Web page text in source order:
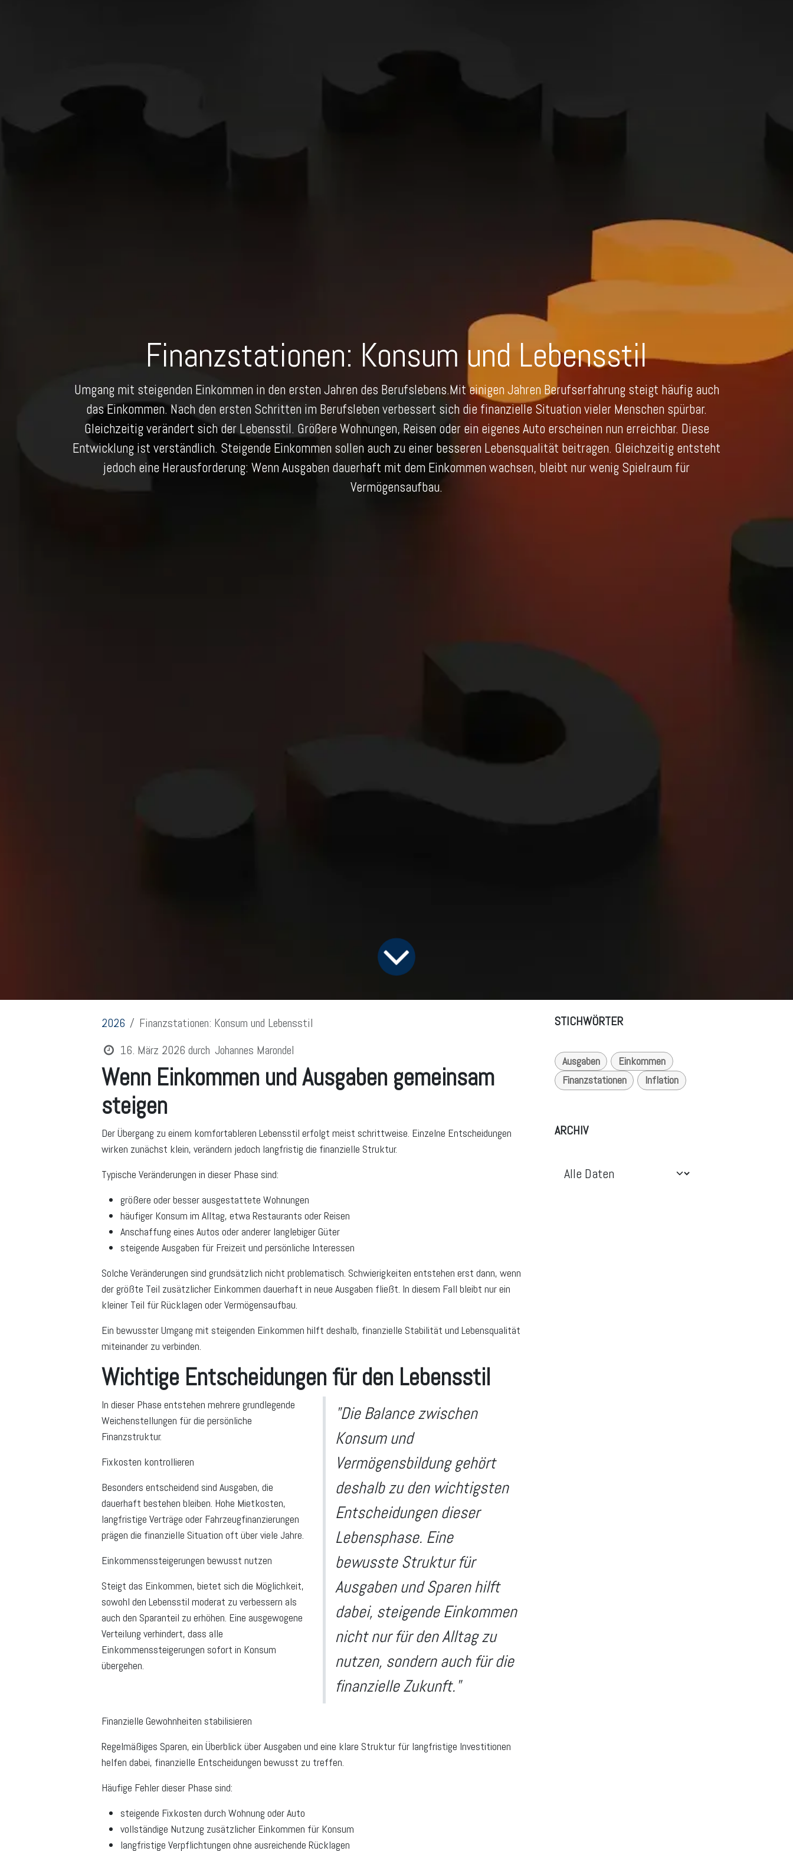
Finanzstationen: Konsum und Lebensstil
Umgang mit steigenden Einkommen in den ersten Jahren des Berufslebens.Mit einigen Jahren Berufserfahrung steigt häufig auch
das Einkommen. Nach den ersten Schritten im Berufsleben verbessert sich die finanzielle Situation vieler Menschen spürbar.
Gleichzeitig verändert sich der Lebensstil. Größere Wohnungen, Reisen oder ein eigenes Auto erscheinen nun erreichbar. Diese
Entwicklung ist verständlich. Steigende Einkommen sollen auch zu einer besseren Lebensqualität beitragen. Gleichzeitig entsteht
jedoch eine Herausforderung: Wenn Ausgaben dauerhaft mit dem Einkommen wachsen, bleibt nur wenig Spielraum für
Vermögensaufbau.
2026
Finanzstationen: Konsum und Lebensstil
16. März 2026 durch Johannes Marondel
Wenn Einkommen und Ausgaben gemeinsam
steigen
Der Übergang zu einem komfortableren Lebensstil erfolgt meist schrittweise. Einzelne Entscheidungen
wirken zunächst klein, verändern jedoch langfristig die finanzielle Struktur.
Typische Veränderungen in dieser Phase sind:
größere oder besser ausgestattete Wohnungen
häufiger Konsum im Alltag, etwa Restaurants oder Reisen
Anschaffung eines Autos oder anderer langlebiger Güter
steigende Ausgaben für Freizeit und persönliche Interessen
Solche Veränderungen sind grundsätzlich nicht problematisch. Schwierigkeiten entstehen erst dann, wenn
der größte Teil zusätzlicher Einkommen dauerhaft in neue Ausgaben fließt. In diesem Fall bleibt nur ein
kleiner Teil für Rücklagen oder Vermögensaufbau.
Ein bewusster Umgang mit steigenden Einkommen hilft deshalb, finanzielle Stabilität und Lebensqualität
miteinander zu verbinden.
Wichtige Entscheidungen für den Lebensstil
In dieser Phase entstehen mehrere grundlegende
Weichenstellungen für die persönliche
Finanzstruktur.
Fixkosten kontrollieren
Besonders entscheidend sind Ausgaben, die
dauerhaft bestehen bleiben. Hohe Mietkosten,
langfristige Verträge oder Fahrzeugfinanzierungen
prägen die finanzielle Situation oft über viele Jahre.
Einkommenssteigerungen bewusst nutzen
Steigt das Einkommen, bietet sich die Möglichkeit,
sowohl den Lebensstil moderat zu verbessern als
auch den Sparanteil zu erhöhen. Eine ausgewogene
Verteilung verhindert, dass alle
Einkommenssteigerungen sofort in Konsum
übergehen.
"Die Balance zwischen
Konsum und
Vermögensbildung gehört
deshalb zu den wichtigsten
Entscheidungen dieser
Lebensphase. Eine
bewusste Struktur für
Ausgaben und Sparen hilft
dabei, steigende Einkommen
nicht nur für den Alltag zu
nutzen, sondern auch für die
finanzielle Zukunft."
Finanzielle Gewohnheiten stabilisieren
Regelmäßiges Sparen, ein Überblick über Ausgaben und eine klare Struktur für langfristige Investitionen
helfen dabei, finanzielle Entscheidungen bewusst zu treffen.
Häufige Fehler dieser Phase sind:
steigende Fixkosten durch Wohnung oder Auto
vollständige Nutzung zusätzlicher Einkommen für Konsum
langfristige Verpflichtungen ohne ausreichende Rücklagen
STICHWÖRTER
Ausgaben
Einkommen
Finanzstationen
Inflation
ARCHIV